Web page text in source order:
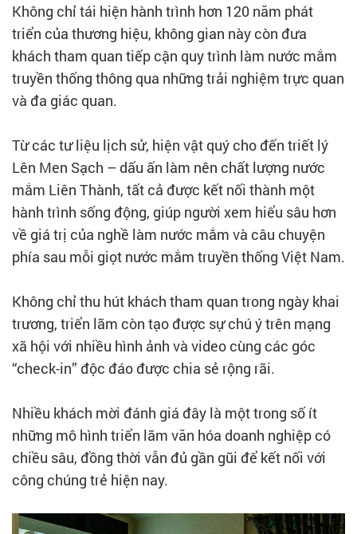
Không chỉ tái hiện hành trình hơn 120 năm phát
triển của thương hiệu, không gian này còn đưa
khách tham quan tiếp cận quy trình làm nước mắm
truyền thống thông qua những trải nghiệm trực quan
và đa giác quan.
Từ các tư liệu lịch sử, hiện vật quý cho đến triết lý
Lên Men Sạch – dấu ấn làm nên chất lượng nước
mắm Liên Thành, tất cả được kết nối thành một
hành trình sống động, giúp người xem hiểu sâu hơn
về giá trị của nghề làm nước mắm và câu chuyện
phía sau mỗi giọt nước mắm truyền thống Việt Nam.
Không chỉ thu hút khách tham quan trong ngày khai
trương, triển lãm còn tạo được sự chú ý trên mạng
xã hội với nhiều hình ảnh và video cùng các góc
“check-in” độc đáo được chia sẻ rộng rãi.
Nhiều khách mời đánh giá đây là một trong số ít
những mô hình triển lãm văn hóa doanh nghiệp có
chiều sâu, đồng thời vẫn đủ gần gũi để kết nối với
công chúng trẻ hiện nay.